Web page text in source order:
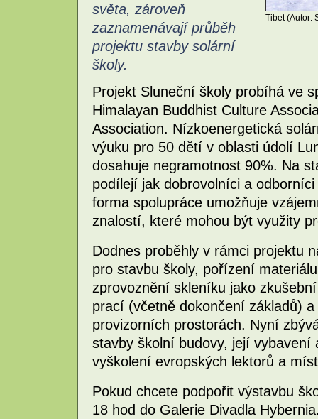
Tibet (Autor:
světa, zároveň
zaznamenávají průběh
projektu stavby solární
školy.
Projekt Sluneční školy probíhá ve
Himalayan Buddhist Culture
Association. Nízkoenergetická
výuku pro 50 dětí v oblasti údolí
dosahuje negramotnost 90%. Na
podílejí jak dobrovolníci a
forma spolupráce umožňuje
znalostí, které mohou být využity
Dodnes proběhly v rámci projektu
pro stavbu školy, pořízení
zprovoznění skleníku jako
prací (včetně dokončení základů)
provizorních prostorách. Nyní
stavby školní budovy, její
vyškolení evropských lektorů a
Pokud chcete podpořit výstavbu
18 hod do Galerie Divadla